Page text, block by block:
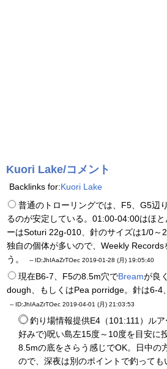
Kuori Lake/コメント
Backlinks for:Kuori Lake
普通のトローリングでは、F5、G5辺
るのが安定している。01:00-04:00はほ
ーはSoturi 22g-010、針のサイズは1/0～
独自の個体が多いので、Weekly
う。
-- ID:JhIAaZrTOec 2019-01-28 (月) 19:05:40
現在B6-7、F5の8.5m穴でBreamが良
dough、もしくはPea porridge。針は6-4
-- ID:JhIAaZrTOec 2019-04-01 (月) 21:03:53
釣り場情報提供E4（101:111）ル
好みで)呪い島左15度～10度を目安に
8.5mの底をさらう感じでOK。日中の
ので、深夜は別のポイントで釣って